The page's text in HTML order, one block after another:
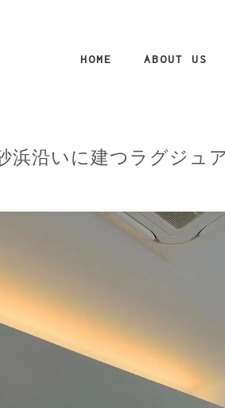
HOME ABOUT US
沿いに建つラグジュ